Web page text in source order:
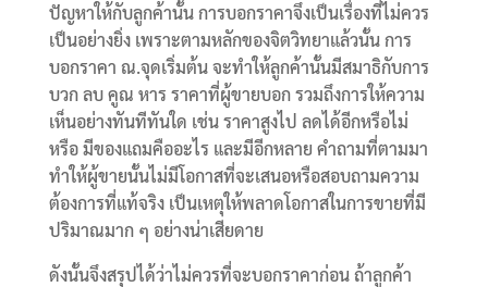
ปัญหาให้กับลูกค้านั้น การบอกราคาจึงเป็นเรื่องที่ไม่ควร
เป็นอย่างยิ่ง เพราะตามหลักของจิตวิทยาแล้วนั้น การ
บอกราคา ณ.จุดเริ่มต้น จะทำให้ลูกค้านั้นมีสมาธิกับการ
บวก ลบ คูณ หาร ราคาที่ผู้ขายบอก รวมถึงการให้ความ
เห็นอย่างทันทีทันใด เช่น ราคาสูงไป ลดได้อีกหรือไม่
หรือ มีของแถมคืออะไร และมีอีกหลาย คำถามที่ตามมา
ทำให้ผู้ขายนั้นไม่มีโอกาสที่จะเสนอหรือสอบถามความ
ต้องการที่แท้จริง เป็นเหตุให้พลาดโอกาสในการขายที่มี
ปริมาณมาก ๆ อย่างน่าเสียดาย
ดังนั้นจึงสรุปได้ว่าไม่ควรที่จะบอกราคาก่อน ถ้าลูกค้า